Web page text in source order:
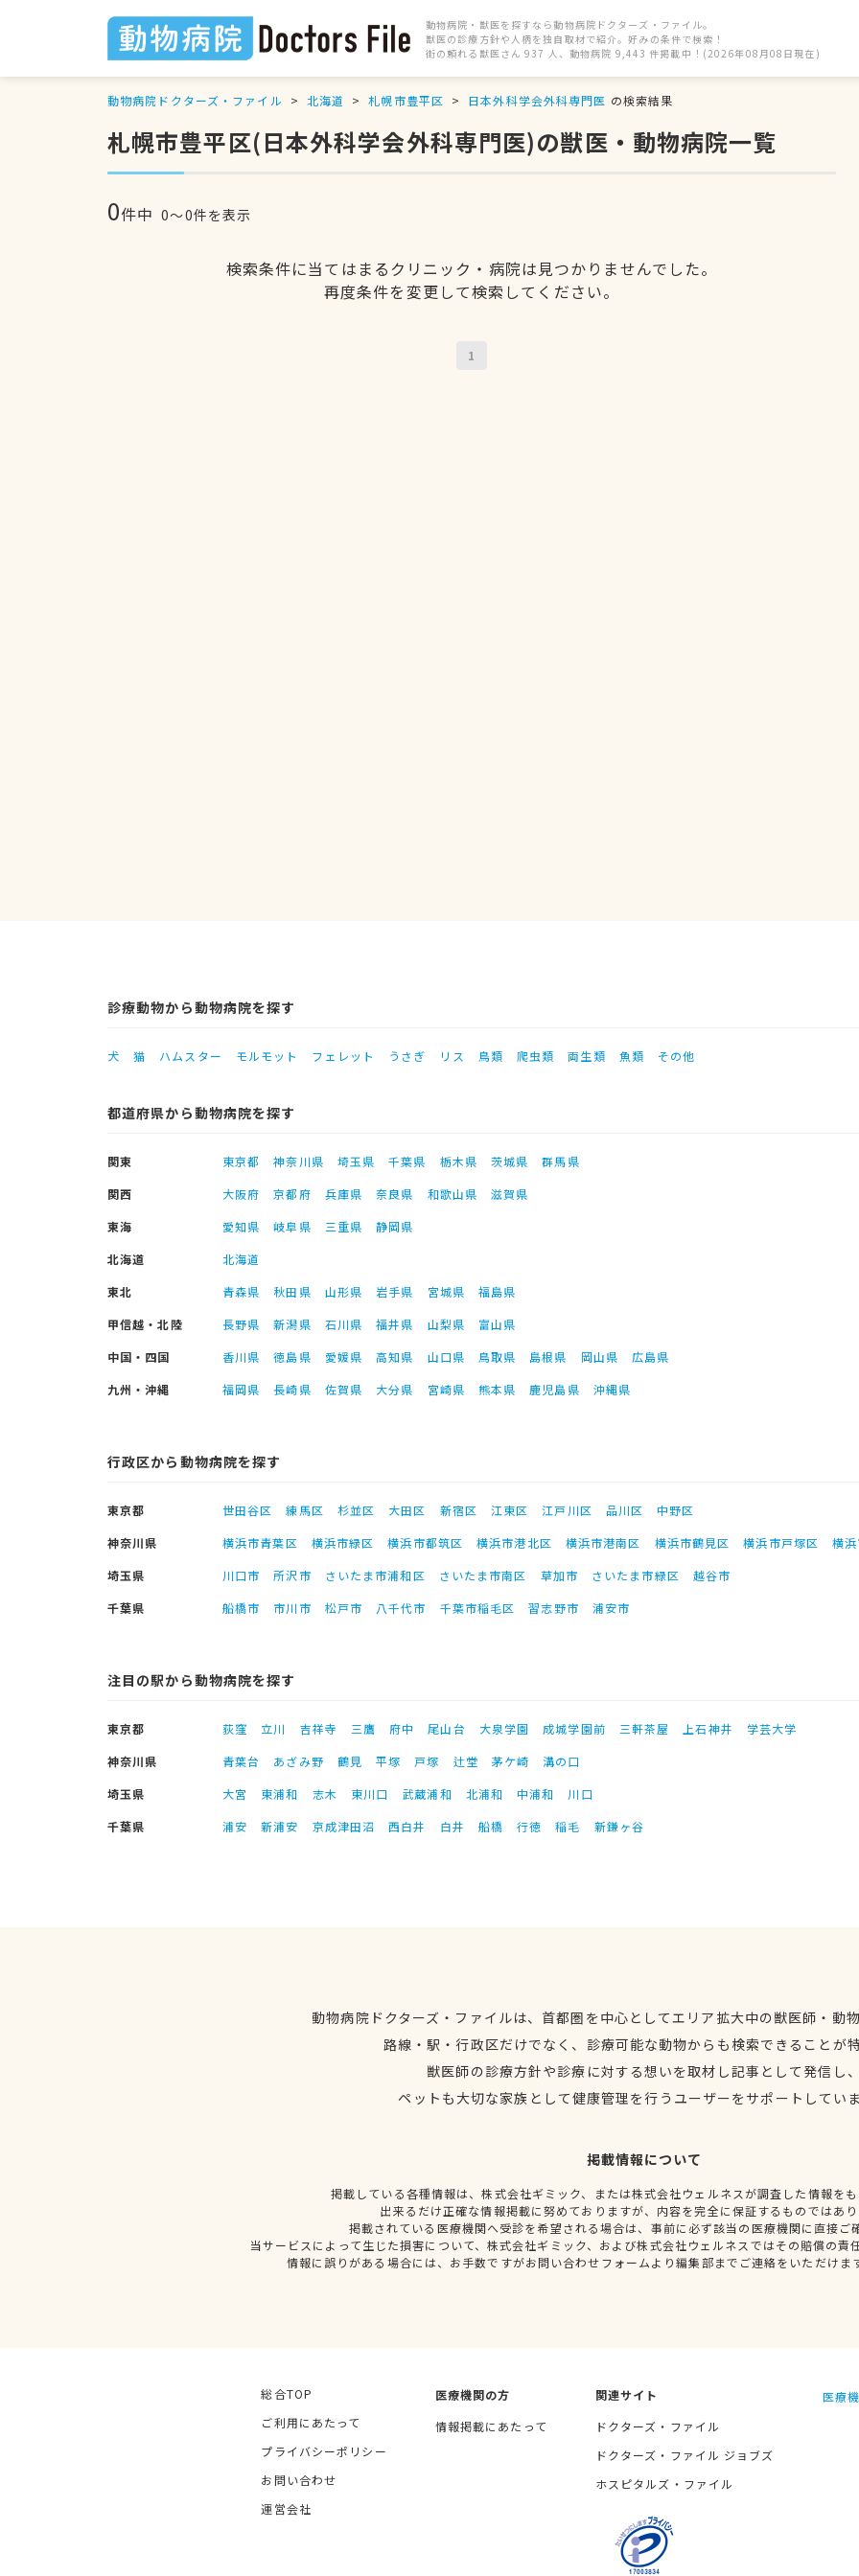
動物病院・獣医を探すなら動物病院ドクターズ・ファイル。
獣医の診療方針や人柄を独自取材で紹介。好みの条件で検索！
街の頼れる獣医さん 937 人、動物病院 9,443 件掲載中！(2026年08月08日現在)
動物病院ドクターズ・ファイル 北海道 札幌市豊平区 日本外科学会外科専門医 の検索結果
札幌市豊平区(日本外科学会外科専門医)の獣医・動物病院一覧
0件中 0〜0件を表示
検索条件に当てはまるクリニック・病院は見つかりませんでした。
再度条件を変更して検索してください。
1
診療動物から動物病院を探す
犬 猫 ハムスター モルモット フェレット うさぎ リス 鳥類 爬虫類 両生類 魚類 その他
都道府県から動物病院を探す
関東 東京都 神奈川県 埼玉県 千葉県 栃木県 茨城県
群馬県
関西
大阪府 京都府 兵庫県 奈良県 和歌山県
滋賀県
東海
愛知県 岐阜県 三重県
静岡県
北海道
北海道
東北
青森県 秋田県 山形県 岩手県 宮城県
福島県
甲信越・北陸
長野県 新潟県 石川県 福井県 山梨県
富山県
中国・四国
香川県 徳島県 愛媛県 高知県 山口県 鳥取県 島根県 岡山県
広島県
九州・沖縄
福岡県 長崎県 佐賀県 大分県 宮崎県 熊本県 鹿児島県 沖縄県
行政区から動物病院を探す
東京都 世田谷区 練馬区 杉並区 大田区 新宿区 江東区 江戸川区 品川区
中野区
神奈川県
横浜市青葉区 横浜市緑区 横浜市都筑区 横浜市港北区 横浜市港南区 横浜市鶴見区 横浜市戸塚区
横
埼玉県
川口市 所沢市 さいたま市浦和区 さいたま市南区 草加市 さいたま市緑区
越谷市
千葉県
船橋市 市川市 松戸市 八千代市 千葉市稲毛区 習志野市 浦安市
注目の駅から動物病院を探す
東京都 荻窪 立川 吉祥寺 三鷹 府中 尾山台 大泉学園 成城学園前 三軒茶屋 上石神井
学芸大学
神奈川県
青葉台 あざみ野 鶴見 平塚 戸塚 辻堂 茅ケ崎
溝の口
埼玉県
大宮 東浦和 志木 東川口 武蔵浦和 北浦和 中浦和
川口
千葉県
浦安 新浦安 京成津田沼 西白井 白井 船橋 行徳 稲毛 新鎌ヶ谷
動物病院ドクターズ・ファイルは、首都圏を中心としてエリア拡大中の獣医師・動
路線・駅・行政区だけでなく、診療可能な動物からも検索できることが
獣医師の診療方針や診療に対する想いを取材し記事として発信し
ペットも大切な家族として健康管理を行うユーザーをサポートしてい
掲載情報について
掲載している各種情報は、株式会社ギミック、または株式会社ウェルネスが調査した情報を
出来るだけ正確な情報掲載に努めておりますが、内容を完全に保証するものではあ
掲載されている医療機関へ受診を希望される場合は、事前に必ず該当の医療機関に直接ご
当サービスによって生じた損害について、株式会社ギミック、および株式会社ウェルネスではその賠償の責
情報に誤りがある場合には、お手数ですがお問い合わせフォームより編集部までご連絡をいただけま
総合TOP
ご利用にあたって
プライバシーポリシー
お問い合わせ
運営会社
医療機関の方
情報掲載にあたって
関連サイト
ドクターズ・ファイル
ドクターズ・ファイル ジョブズ
ホスピタルズ・ファイル
医療